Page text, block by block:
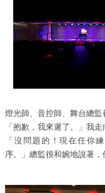
燈光師、音控師、舞台總監
「抱歉，我來遲了。」我
「沒問題的！現在任你
序。」總監很和婉地說著